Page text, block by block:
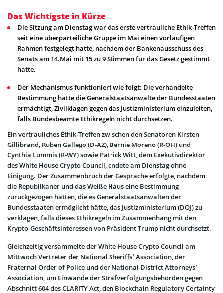
Das Wichtigste in Kürze
Die Sitzung am Dienstag war das erste vertrauliche Ethik-Treffen
seit eine überparteiliche Gruppe im Mai einen vorläufigen
Rahmen festgelegt hatte, nachdem der Bankenausschuss des
Senats am 14.Mai mit 15 zu 9 Stimmen für das Gesetz gestimmt
hatte.
Der Mechanismus funktioniert wie folgt: Die verhandelte
Bestimmung hätte die Generalstaatsanwälte der Bundesstaaten
ermächtigt, Zivilklagen gegen das Justizministerium einzuleiten,
falls Bundesbeamte Ethikregeln nicht durchsetzen.
Ein vertrauliches Ethik-Treffen zwischen den Senatoren Kirsten
Gillibrand, Ruben Gallego (D-AZ), Bernie Moreno (R-OH) und
Cynthia Lummis (R-WY) sowie Patrick Witt, dem Exekutivdirektor
des White House Crypto Council, endete am Dienstag ohne
Einigung. Der Zusammenbruch der Gespräche erfolgte, nachdem
die Republikaner und das Weiße Haus eine Bestimmung
zurückgezogen hatten, die es Generalstaatsanwälten der
Bundesstaaten ermöglicht hätte, das Justizministerium (DOJ) zu
verklagen, falls dieses Ethikregeln im Zusammenhang mit den
Krypto-Geschäftsinteressen von Präsident Trump nicht durchsetzt.
Gleichzeitig versammelte der White House Crypto Council am
Mittwoch Vertreter der National Sheriffs’ Association, der
Fraternal Order of Police und der National District Attorneys’
Association, um Einwände der Strafverfolgungsbehörden gegen
Abschnitt 604 des CLARITY Act, den Blockchain Regulatory Certainty